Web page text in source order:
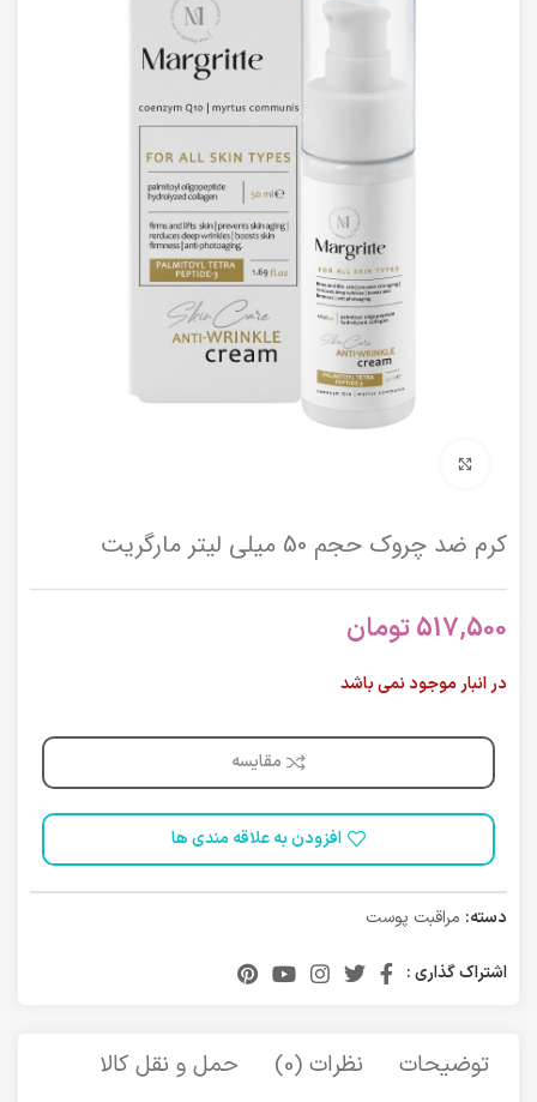
کرم ضد چروک حجم 50 میلی لیتر مارگریت
517,500تومان
در انبار موجود نمی باشد
مقایسه
افزودن به علاقه مندی ها
دسته: مراقبت پوست
اشتراک گذاری :
توضیحات نظرات (0) حمل و نقل کالا